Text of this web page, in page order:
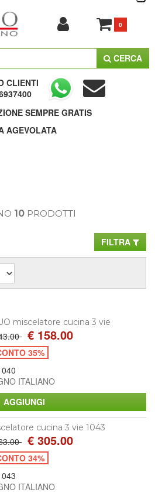
0
CERCA
CLIENTI
SEMPRE GRATIS
AGEVOLATA
10 PRODOTTI
FILTRA
miscelatore cucina 3 vie
€ 158.00
35%
ITALIANO
cucina 3 vie 1043
€ 305.00
34%
ITALIANO